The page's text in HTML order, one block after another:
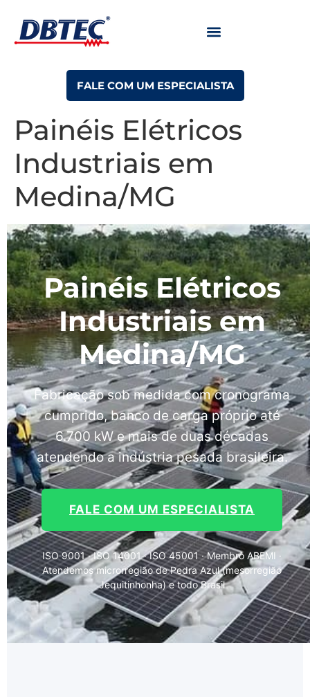
FALE COM UM ESPECIALISTA
Painéis Elétricos
Industriais em
Medina/MG
Painéis Elétricos
Industriais em
Medina/MG
Fabricação sob medida com cronograma
cumprido, banco de carga próprio até
6.700 kW e mais de duas décadas
atendendo a indústria pesada brasileira.
FALE COM UM ESPECIALISTA
ISO 9001 · ISO 14001 · ISO 45001 · Membro ABEMI ·
Atendemos microrregião de Pedra Azul (mesorregião
Jequitinhonha) e todo Brasil